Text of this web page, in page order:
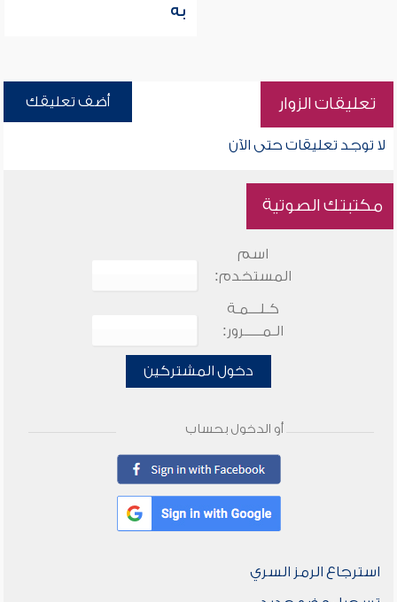
به
تعليقات الزوار أضف تعليقك
لا توجد تعليقات حتى الآن
مكتبتك الصوتية
اسم
المستخدم:
كـلـــمـة
الـمـــــرور:
دخول المشتركين
أو الدخول بحساب
استرجاع الرمز السري